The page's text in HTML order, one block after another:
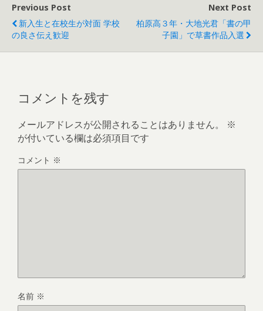
Previous Post
新入生と在校生が対面 学校
の良さ伝え歓迎
Next Post
柏原高３年・大地光君「書の甲
子園」で草書作品入選
コメントを残す
メールアドレスが公開されることはありません。
※
が付いている欄は必須項目です
コメント ※
名前 ※